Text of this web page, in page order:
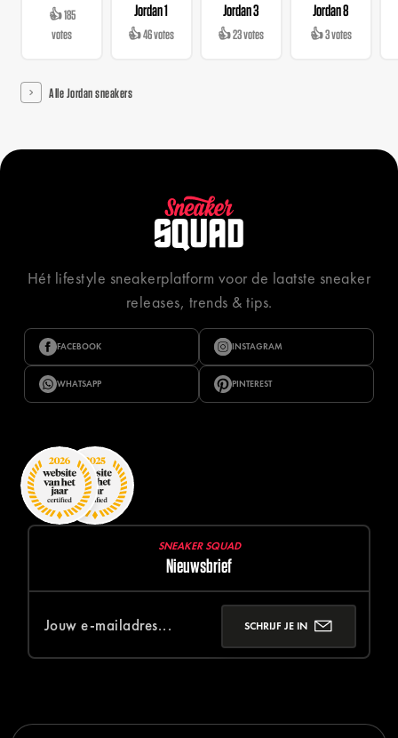
👍 185
votes
Jordan 1
👍 46 votes
Jordan 3
👍 23 votes
Jordan 8
👍 3 votes
Alle Jordan sneakers
Hét lifestyle sneakerplatform voor de laatste sneaker
releases, trends & tips.
FACEBOOK INSTAGRAM
WHATSAPP PINTEREST
SNEAKER SQUAD
Nieuwsbrief
SCHRIJF JE IN